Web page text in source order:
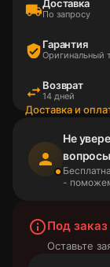
local_shippingДоставка
По запросу
verified_userГарантия
Оригинальный
swap_horiz Возврат
14 дней
Доставка и
person
Не
-
info_outlineПод
Оставьте